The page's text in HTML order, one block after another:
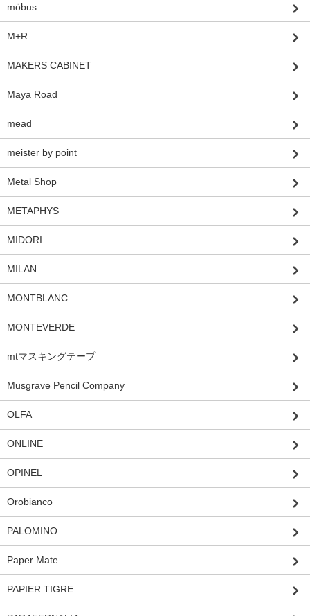
möbus
M+R
MAKERS CABINET
Maya Road
mead
meister by point
Metal Shop
METAPHYS
MIDORI
MILAN
MONTBLANC
MONTEVERDE
mtマスキングテープ
Musgrave Pencil Company
OLFA
ONLINE
OPINEL
Orobianco
PALOMINO
Paper Mate
PAPIER TIGRE